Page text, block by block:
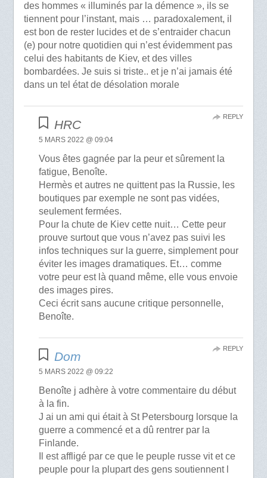
des hommes « illuminés par la démence », ils se
tiennent pour l’instant, mais … paradoxalement, il
est bon de rester lucides et de s’entraider chacun
(e) pour notre quotidien qui n’est évidemment pas
celui des habitants de Kiev, et des villes
bombardées. Je suis si triste.. et je n’ai jamais été
dans un tel état de désolation morale
HRC
5 MARS 2022 @ 09:04
Vous êtes gagnée par la peur et sûrement la
fatigue, Benoîte.
Hermès et autres ne quittent pas la Russie, les
boutiques par exemple ne sont pas vidées,
seulement fermées.
Pour la chute de Kiev cette nuit… Cette peur
prouve surtout que vous n’avez pas suivi les
infos techniques sur la guerre, simplement pour
éviter les images dramatiques. Et… comme
votre peur est là quand même, elle vous envoie
des images pires.
Ceci écrit sans aucune critique personnelle,
Benoîte.
REPLY
Dom
5 MARS 2022 @ 09:22
Benoîte j adhère à votre commentaire du début
à la fin.
J ai un ami qui était à St Petersbourg lorsque la
guerre a commencé et a dû rentrer par la
Finlande.
Il est affligé par ce que le peuple russe vit et ce
peuple pour la plupart des gens soutiennent l
REPLY